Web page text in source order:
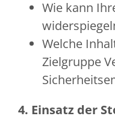
Wie kann
Welche
Zielgruppe
4. Einsatz der